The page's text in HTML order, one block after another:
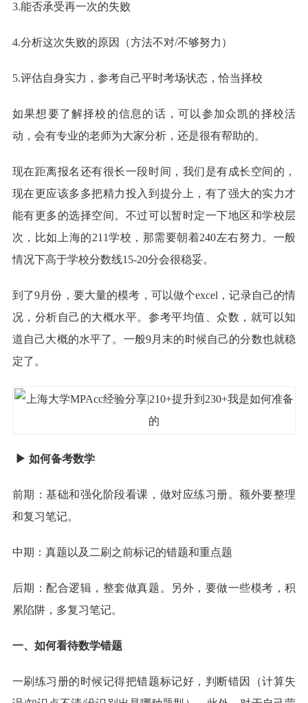
3.能否承受再一次的失败
4.分析这次失败的原因（方法不对/不够努力）
5.评估自身实力，参考自己平时考场状态，恰当择校
如果想要了解择校的信息的话，可以参加众凯的择校活
动，会有专业的老师为大家分析，还是很有帮助的。
现在距离报名还有很长一段时间，我们是有成长空间的，
现在更应该多多把精力投入到提分上，有了强大的实力才
能有更多的选择空间。不过可以暂时定一下地区和学校层
次，比如上海的211学校，那需要朝着240左右努力。一般
情况下高于学校分数线15-20分会很稳妥。
到了9月份，要大量的模考，可以做个excel，记录自己的情
况，分析自己的大概水平。参考平均值、众数，就可以知
道自己大概的水平了。一般9月末的时候自己的分数也就稳
定了。
▶ 如何备考数学
前期：基础和强化阶段看课，做对应练习册。额外要整理
和复习笔记。
中期：真题以及二刷之前标记的错题和重点题
后期：配合逻辑，整套做真题。另外，要做一些模考，积
累陷阱，多复习笔记。
一、如何看待数学错题
一刷练习册的时候记得把错题标记好，判断错因（计算失